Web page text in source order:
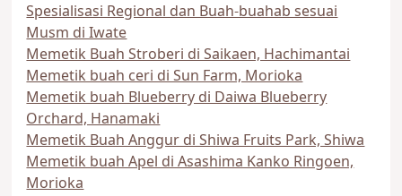
Spesialisasi Regional dan Buah-buahab sesuai
Musm di Iwate
Memetik Buah Stroberi di Saikaen, Hachimantai
Memetik buah ceri di Sun Farm, Morioka
Memetik buah Blueberry di Daiwa Blueberry
Orchard, Hanamaki
Memetik Buah Anggur di Shiwa Fruits Park, Shiwa
Memetik buah Apel di Asashima Kanko Ringoen,
Morioka